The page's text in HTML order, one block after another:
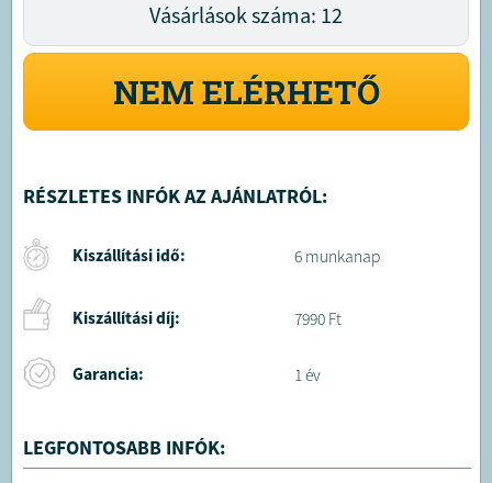
Vásárlások száma: 12
NEM ELÉRHETŐ
RÉSZLETES INFÓK AZ AJÁNLATRÓL:
Kiszállítási idő: 6 munkanap
Kiszállítási díj: 7990 Ft
Garancia: 1 év
LEGFONTOSABB INFÓK: